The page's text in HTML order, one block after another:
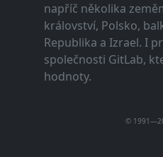
napříč několika
království, Polsko,
Republika a Izrael. I
společnosti GitLab,
hodnoty.
©